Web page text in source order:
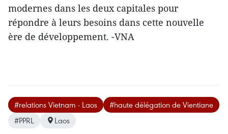
modernes dans les deux capitales pour
répondre à leurs besoins dans cette nouvelle
ère de développement. -VNA
#relations Vietnam - Laos
#haute délégation de Vientiane
#PPRL
Laos